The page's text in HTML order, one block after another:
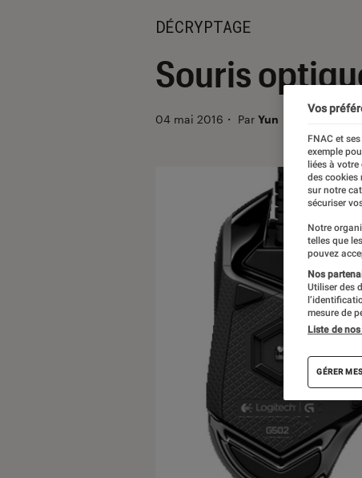
DÉCRYPTAGE
Souris
04 mai 2016 ・ Par Yun
Vos
FNAC et
exemple
liées à
des cookies
sur notre
sécuriser
Notre
telles que
pouvez
Nos
Utiliser des
mesure de
Liste de
GÉRER